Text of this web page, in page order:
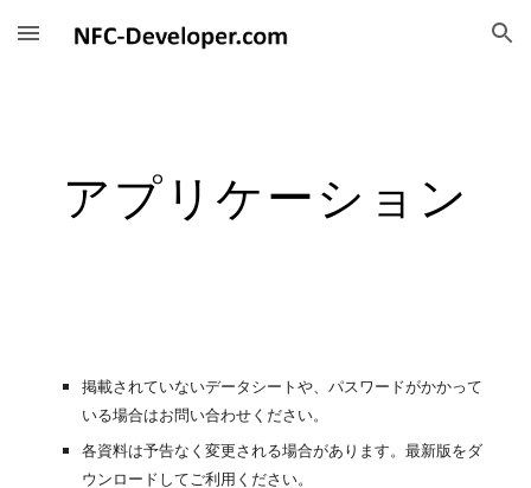
Skip to main content Skip to navigation
アプリケーション
掲載されていないデータシートや、パスワードがかかって
いる場合はお問い合わせください。
各資料は予告なく変更される場合があります。最新版をダ
ウンロードしてご利用ください。